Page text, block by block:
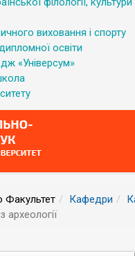
виховання і спорту
освіти
«Універсум»
Факультет Кафедри
археології